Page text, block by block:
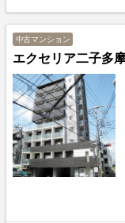
中古マンション
エクセリア二子多摩